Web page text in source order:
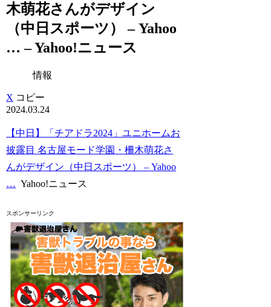
木萌花さんがデザイン
（中日スポーツ） – Yahoo
… – Yahoo!ニュース
情報
X コピー
2024.03.24
【中日】「チアドラ2024」ユニホームお
披露目 名古屋モード学園・柵木萌花さ
んがデザイン（中日スポーツ） – Yahoo
… Yahoo!ニュース
スポンサーリンク